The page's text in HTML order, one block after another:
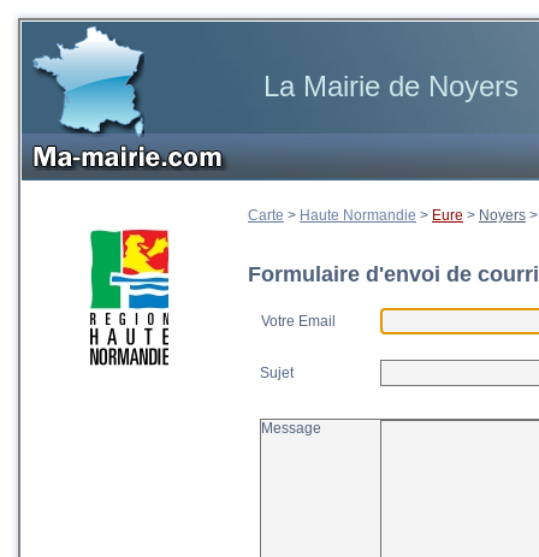
La Mairie de Noyers
Carte > Haute Normandie > Eure > Noyers
Formulaire d'envoi de
Votre Email
Sujet
Message